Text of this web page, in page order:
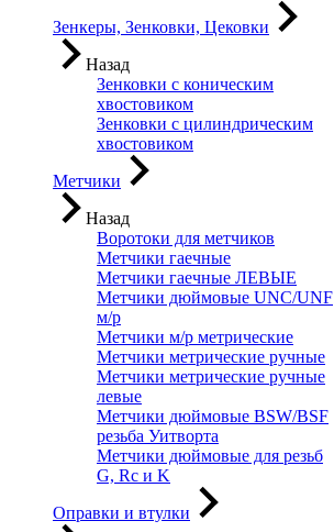
Зенкеры, Зенковки, Цековки
Назад
Зенковки с коническим
хвостовиком
Зенковки с цилиндрическим
хвостовиком
Метчики
Назад
Воротоки для метчиков
Метчики гаечные
Метчики гаечные ЛЕВЫЕ
Метчики дюймовые UNC/UNF
м/р
Метчики м/р метрические
Метчики метрические ручные
Метчики метрические ручные
левые
Метчики дюймовые BSW/BSF
резьба Уитворта
Метчики дюймовые для резьб
G, Rc и K
Оправки и втулки